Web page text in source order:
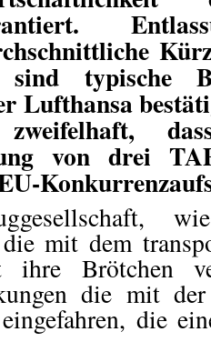
typische
Lufthansa
von drei
mit dem
Brötchen
die mit
die